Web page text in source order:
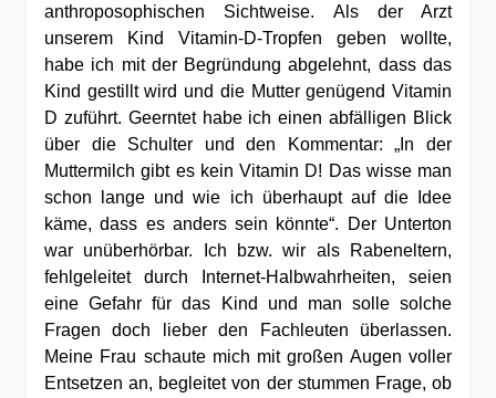
anthroposophischen Sichtweise. Als der Arzt
unserem Kind Vitamin-D-Tropfen geben wollte,
habe ich mit der Begründung abgelehnt, dass das
Kind gestillt wird und die Mutter genügend Vitamin
D zuführt. Geerntet habe ich einen abfälligen Blick
über die Schulter und den Kommentar: „In der
Muttermilch gibt es kein Vitamin D! Das wisse man
schon lange und wie ich überhaupt auf die Idee
käme, dass es anders sein könnte“. Der Unterton
war unüberhörbar. Ich bzw. wir als Rabeneltern,
fehlgeleitet durch Internet-Halbwahrheiten, seien
eine Gefahr für das Kind und man solle solche
Fragen doch lieber den Fachleuten überlassen.
Meine Frau schaute mich mit großen Augen voller
Entsetzen an, begleitet von der stummen Frage, ob